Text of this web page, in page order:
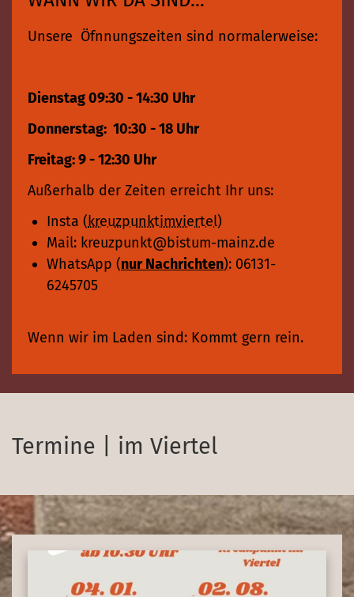
Unsere Öfnnungszeiten sind normalerweise:
Dienstag 09:30 - 14:30 Uhr
Donnerstag: 10:30 - 18 Uhr
Freitag: 9 - 12:30 Uhr
Außerhalb der Zeiten erreicht Ihr uns:
Insta (kreuzpunktimviertel)
Mail: kreuzpunkt@bistum-mainz.de
WhatsApp (nur Nachrichten): 06131-
6245705
Wenn wir im Laden sind: Kommt gern rein.
Termine | im Viertel